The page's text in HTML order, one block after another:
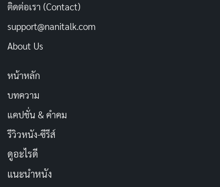
ติดต่อเรา (Contact)
support@nanitalk.com
About Us
หน้าหลัก
บทความ
แคปชั่น & คำคม
รีวิวหนัง-ซีรีส์
ดูอะไรดี
แนะนำหนัง